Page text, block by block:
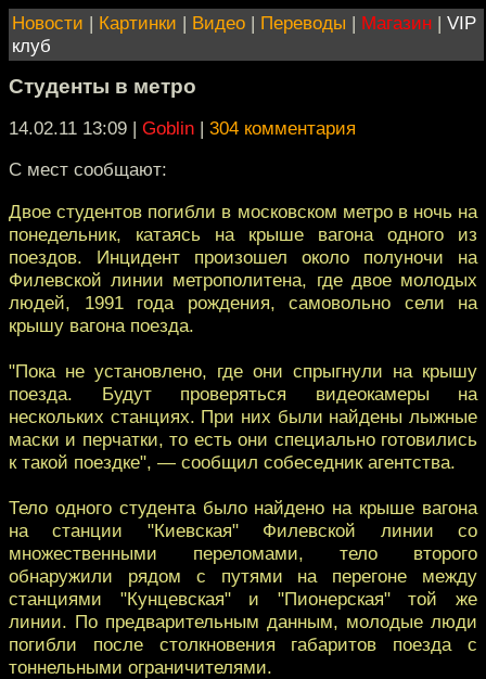
Новости | Картинки | Видео | Переводы | Магазин | VIP
клуб
Студенты в метро
14.02.11 13:09 | Goblin | 304 комментария
C мест сообщают:
Двое студентов погибли в московском метро в ночь на
понедельник, катаясь на крыше вагона одного из
поездов. Инцидент произошел около полуночи на
Филевской линии метрополитена, где двое молодых
людей, 1991 года рождения, самовольно сели на
крышу вагона поезда.
"Пока не установлено, где они спрыгнули на крышу
поезда. Будут проверяться видеокамеры на
нескольких станциях. При них были найдены лыжные
маски и перчатки, то есть они специально готовились
к такой поездке", — сообщил собеседник агентства.
Тело одного студента было найдено на крыше вагона
на станции "Киевская" Филевской линии со
множественными переломами, тело второго
обнаружили рядом с путями на перегоне между
станциями "Кунцевская" и "Пионерская" той же
линии. По предварительным данным, молодые люди
погибли после столкновения габаритов поезда с
тоннельными ограничителями.